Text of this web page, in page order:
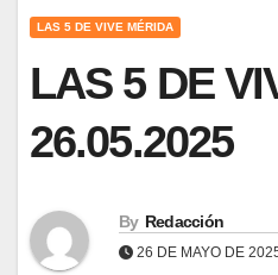
LAS 5 DE VIVE MÉRIDA
LAS 5 DE
26.05.2025
By Redacción
26 DE MAYO DE